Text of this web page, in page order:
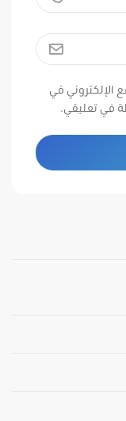
الإلكتروني في
في تعليقي.